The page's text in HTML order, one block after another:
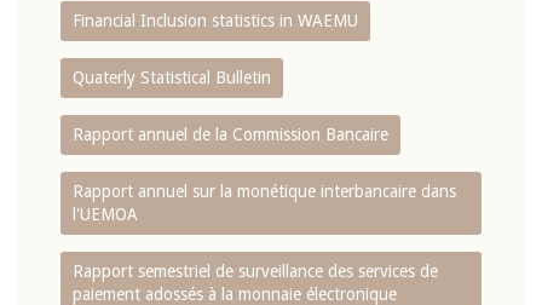
Financial Inclusion statistics in WAEMU
Quaterly Statistical Bulletin
Rapport annuel de la Commission Bancaire
Rapport annuel sur la monétique interbancaire dans
l'UEMOA
Rapport semestriel de surveillance des services de
paiement adossés à la monnaie électronique